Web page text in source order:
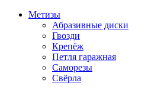
Метизы
Абразивные диски
Гвозди
Крепёж
Петля гаражная
Саморезы
Свёрла